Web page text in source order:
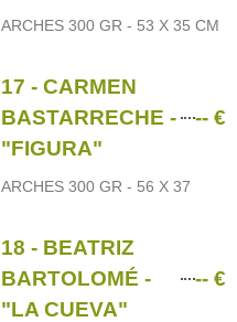
ARCHES 300 GR - 53 X 35 CM
17 - CARMEN
BASTARRECHE -
"FIGURA"
-- €
ARCHES 300 GR - 56 X 37
18 - BEATRIZ
BARTOLOMÉ -
"LA CUEVA"
-- €